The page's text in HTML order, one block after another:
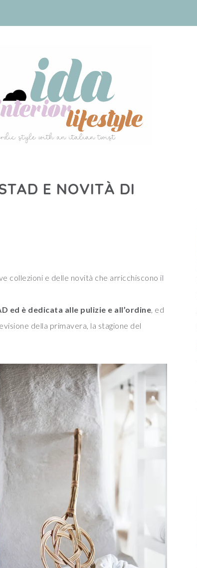
E NOVITÀ DI
collezioni e delle novità che arricchiscono il
ed è dedicata alle pulizie e all’ordine, ed
della primavera, la stagione del